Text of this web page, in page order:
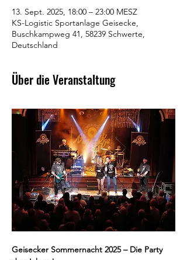
13. Sept. 2025, 18:00 – 23:00 MESZ
KS-Logistic Sportanlage Geisecke,
Buschkampweg 41, 58239 Schwerte,
Deutschland
Über die Veranstaltung
Geisecker Sommernacht 2025 – Die Party